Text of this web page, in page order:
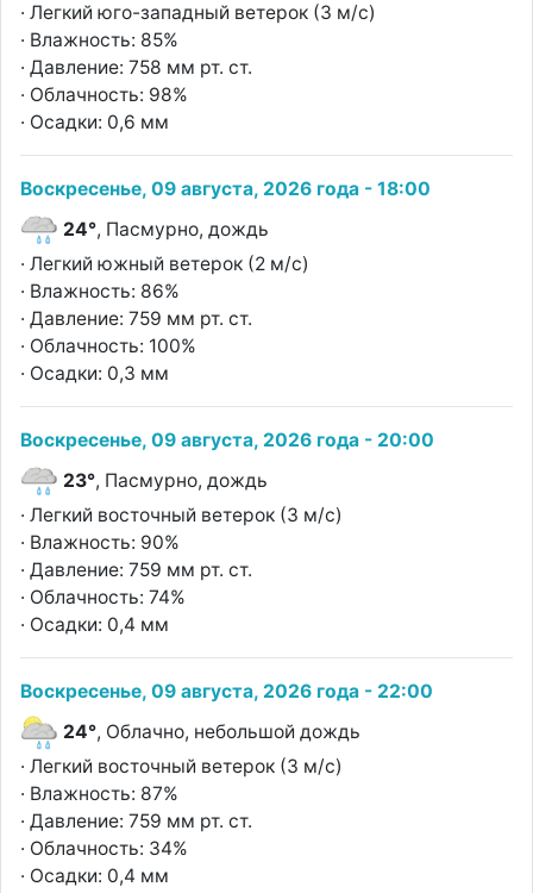
· Легкий юго-западный ветерок (3 м/с)
· Влажность: 85%
· Давление: 758 мм рт. ст.
· Облачность: 98%
· Осадки: 0,6 мм
Воскресенье, 09 августа, 2026 года - 18:00
24°, Пасмурно, дождь
· Легкий южный ветерок (2 м/с)
· Влажность: 86%
· Давление: 759 мм рт. ст.
· Облачность: 100%
· Осадки: 0,3 мм
Воскресенье, 09 августа, 2026 года - 20:00
23°, Пасмурно, дождь
· Легкий восточный ветерок (3 м/с)
· Влажность: 90%
· Давление: 759 мм рт. ст.
· Облачность: 74%
· Осадки: 0,4 мм
Воскресенье, 09 августа, 2026 года - 22:00
24°, Облачно, небольшой дождь
· Легкий восточный ветерок (3 м/с)
· Влажность: 87%
· Давление: 759 мм рт. ст.
· Облачность: 34%
· Осадки: 0,4 мм